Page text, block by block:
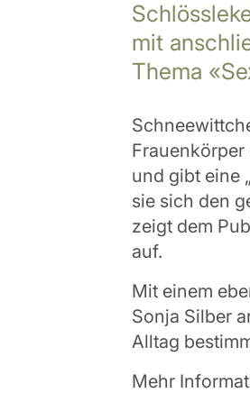
mit
Thema
und gibt eine
sie sich den
zeigt dem
auf.
Mit einem
Sonja Silber
Alltag
Mehr